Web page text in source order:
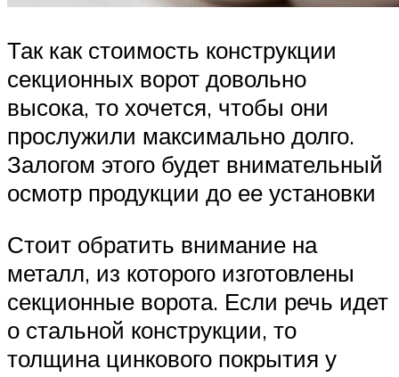
Так как стоимость конструкции
секционных ворот довольно
высока, то хочется, чтобы они
прослужили максимально долго.
Залогом этого будет внимательный
осмотр продукции до ее установки
Стоит обратить внимание на
металл, из которого изготовлены
секционные ворота. Если речь идет
о стальной конструкции, то
толщина цинкового покрытия у